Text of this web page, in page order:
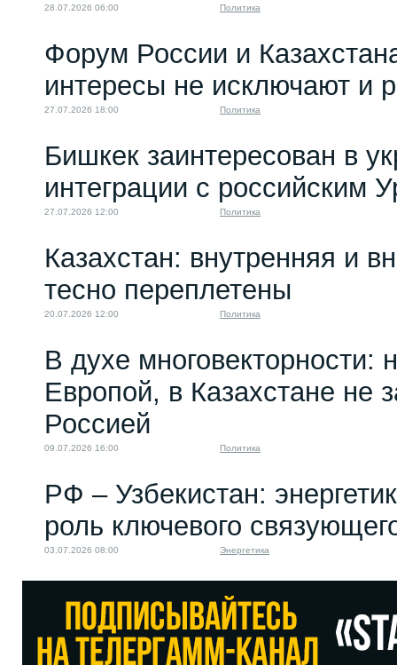
28.07.2026 06:00 Политика
Форум России и
интересы не исключают и
27.07.2026 18:00 Политика
Бишкек заинтересован в
интеграции с российским
27.07.2026 12:00 Политика
Казахстан: внутренняя и
тесно переплетены
20.07.2026 12:00 Политика
В духе многовекторности:
Европой, в Казахстане не
Россией
09.07.2026 16:00 Политика
РФ – Узбекистан:
роль ключевого
03.07.2026 08:00 Энергетика